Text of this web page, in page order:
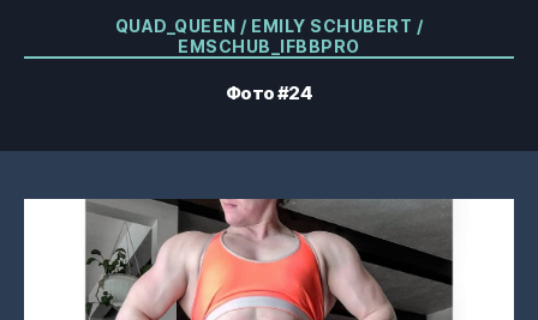
Категории
QUAD_QUEEN / EMILY SCHUBERT /
EMSCHUB_IFBBPRO
Фото #24